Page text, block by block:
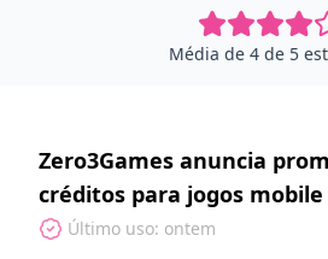
Média de 4 de 5
Zero3Games anuncia
créditos para jogos mobile
Último uso: ontem